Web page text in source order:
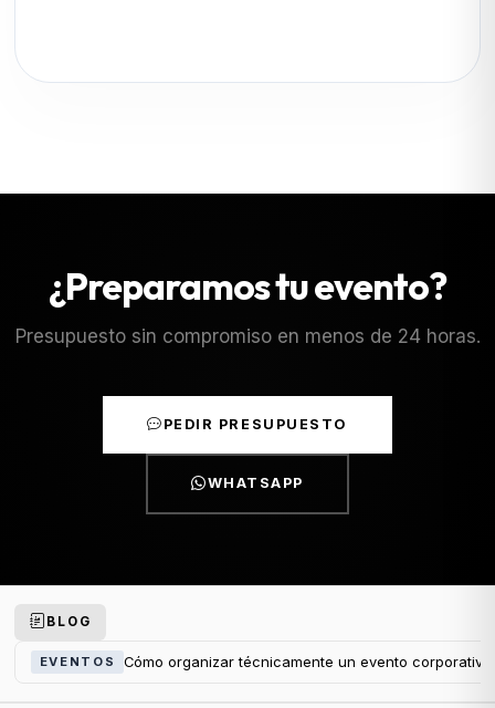
¿Preparamos tu evento?
Presupuesto sin compromiso en menos de 24 horas.
PEDIR PRESUPUESTO
WHATSAPP
BLOG
EVENTOS Cómo organizar técnicamente un evento